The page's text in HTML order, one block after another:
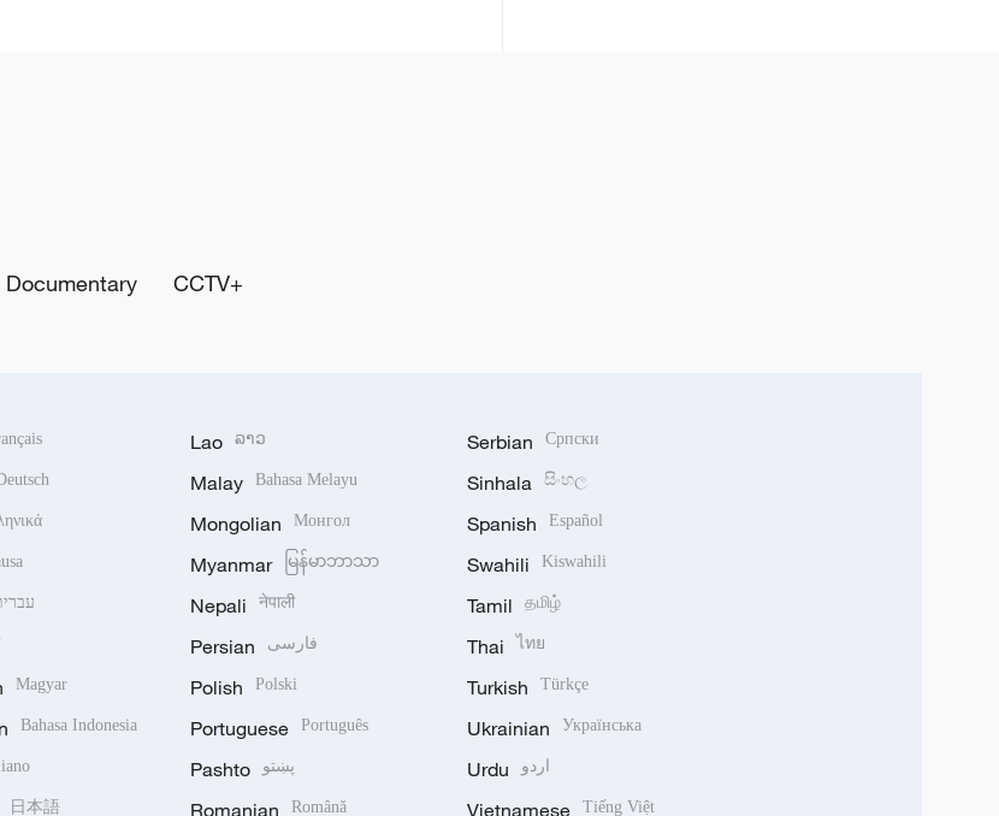
Documentary CCTV+
Magyar
Bahasa Indonesia
日本語
Lao ລາວ
Malay Bahasa Melayu
Mongolian Монгол
Myanmar မြန်မာဘာသာ
Nepali नेपाली
Persian فارسی
Polish Polski
Portuguese Português
Pashto پښتو
Romanian Română
Serbian Српски
Sinhala සිංහල
Spanish Español
Swahili Kiswahili
Tamil தமிழ்
Thai ไทย
Turkish Türkçe
Ukrainian Українська
Urdu اردو
Vietnamese Tiếng Việt